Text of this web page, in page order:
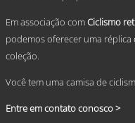
Em associação comCiclismo
podemos oferecer uma réplica
coleção.
Você tem uma camisa de
Entre em contato conosco >